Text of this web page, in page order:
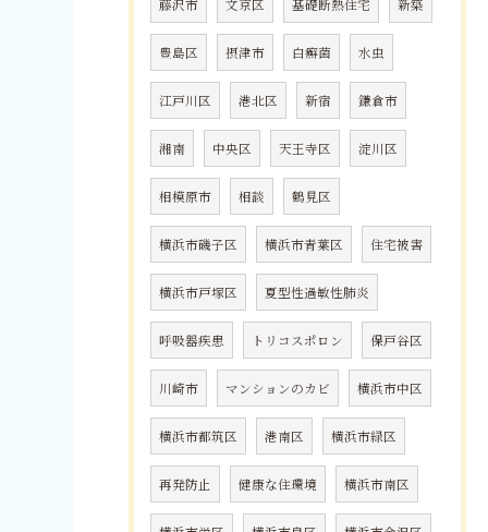
藤沢市 文京区 基礎断熱住宅 新築
豊島区 摂津市 白癬菌 水虫
江戸川区 港北区 新宿 鎌倉市
湘南 中央区 天王寺区 淀川区
相模原市 相談 鶴見区
横浜市磯子区 横浜市青葉区 住宅被害
横浜市戸塚区 夏型性過敏性肺炎
呼吸器疾患 トリコスポロン 保戸谷区
川崎市 マンションのカビ 横浜市中区
横浜市都筑区 港南区 横浜市緑区
再発防止 健康な住環境 横浜市南区